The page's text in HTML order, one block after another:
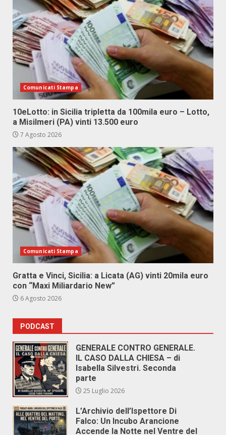
Comunicati Stampa
10eLotto: in Sicilia tripletta da 100mila euro – Lotto,
a Misilmeri (PA) vinti 13.500 euro
7 Agosto 2026
Comunicati Stampa
Gratta e Vinci, Sicilia: a Licata (AG) vinti 20mila euro
con “Maxi Miliardario New”
6 Agosto 2026
PODCAST
GENERALE CONTRO GENERALE.
IL CASO DALLA CHIESA – di
Isabella Silvestri. Seconda
parte
25 Luglio 2026
L’Archivio dell’Ispettore Di
Falco: Un Incubo Arancione
Accende la Notte nel Ventre del